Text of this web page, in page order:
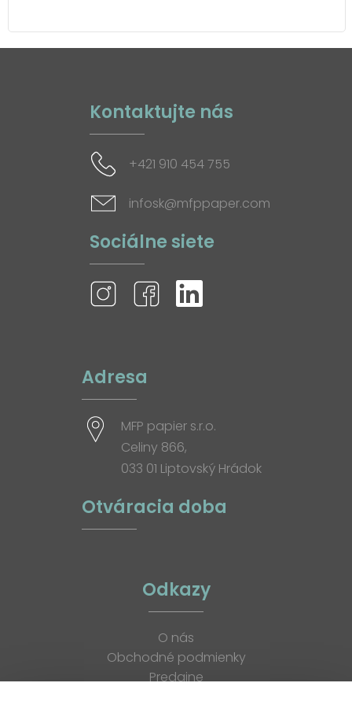
Kontaktujte nás
+421 910 454 755
infosk@mfppaper.com
Sociálne siete
Adresa
MFP papier s.r.o.
Celiny 866,
033 01 Liptovský Hrádok
Otváracia doba
Odkazy
O nás
Obchodné podmienky
Predajne